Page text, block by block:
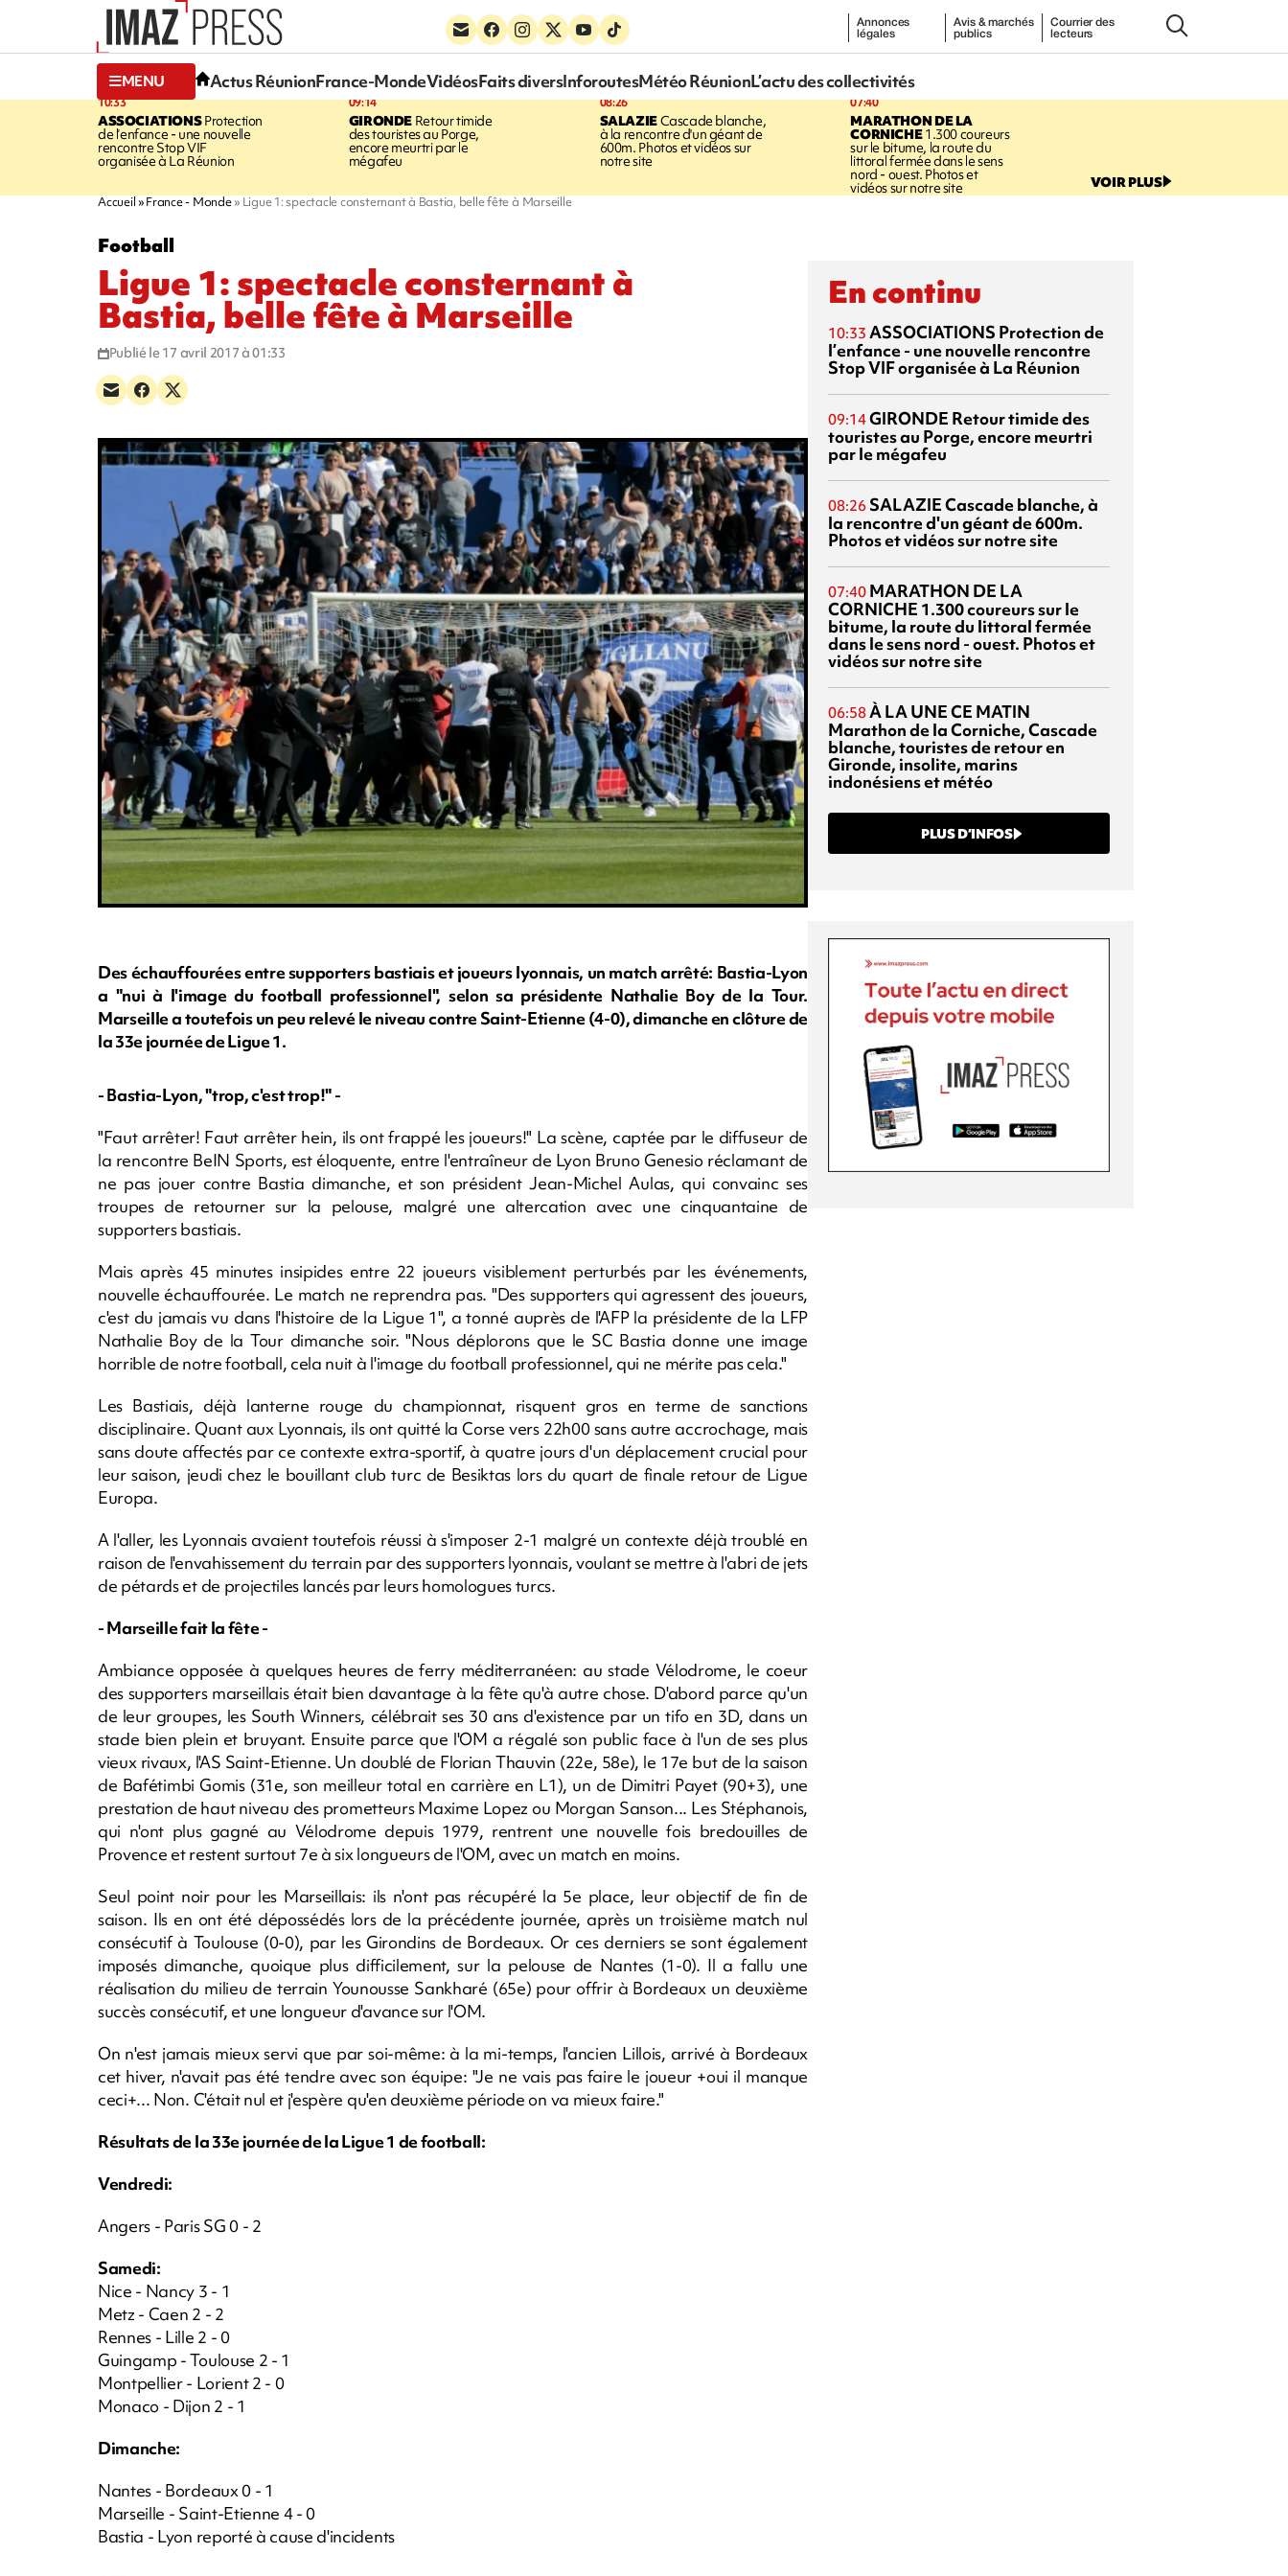
Annonces
légales
Avis & marchés
publics
Courrier des
lecteurs
MENU Actus RéunionFrance-MondeVidéosFaits diversInforoutesMétéo RéunionL’actu des collectivités
10:33
ASSOCIATIONSProtection
de l’enfance - une nouvelle
rencontre Stop VIF
organisée à La Réunion
09:14
GIRONDE Retour timide
des touristes au Porge,
encore meurtri par le
mégafeu
08:26
SALAZIECascade blanche,
à la rencontre d'un géant de
600m. Photos et vidéos sur
notre site
07:40
MARATHON DE LA
CORNICHE1.300 coureurs
sur le bitume, la route du
littoral fermée dans le sens
nord - ouest. Photos et
vidéos sur notre site VOIR PLUS
Accueil France - Monde Ligue 1: spectacle consternant à Bastia, belle fête à Marseille
Football
Ligue 1: spectacle consternant à
Bastia, belle fête à Marseille
Publié le 17 avril 2017 à 01:33
Des échauffourées entre supporters bastiais et joueurs lyonnais, un match arrêté: Bastia-Lyon
a "nui à l'image du football professionnel", selon sa présidente Nathalie Boy de la Tour.
Marseille a toutefois un peu relevé le niveau contre Saint-Etienne (4-0), dimanche en clôture de
la 33e journée de Ligue 1.
- Bastia-Lyon, "trop, c'est trop!" -
"Faut arrêter! Faut arrêter hein, ils ont frappé les joueurs!" La scène, captée par le diffuseur de
la rencontre BeIN Sports, est éloquente, entre l'entraîneur de Lyon Bruno Genesio réclamant de
ne pas jouer contre Bastia dimanche, et son président Jean-Michel Aulas, qui convainc ses
troupes de retourner sur la pelouse, malgré une altercation avec une cinquantaine de
supporters bastiais.
Mais après 45 minutes insipides entre 22 joueurs visiblement perturbés par les événements,
nouvelle échauffourée. Le match ne reprendra pas. "Des supporters qui agressent des joueurs,
c'est du jamais vu dans l'histoire de la Ligue 1", a tonné auprès de l'AFP la présidente de la LFP
Nathalie Boy de la Tour dimanche soir. "Nous déplorons que le SC Bastia donne une image
horrible de notre football, cela nuit à l'image du football professionnel, qui ne mérite pas cela."
Les Bastiais, déjà lanterne rouge du championnat, risquent gros en terme de sanctions
disciplinaire. Quant aux Lyonnais, ils ont quitté la Corse vers 22h00 sans autre accrochage, mais
sans doute affectés par ce contexte extra-sportif, à quatre jours d'un déplacement crucial pour
leur saison, jeudi chez le bouillant club turc de Besiktas lors du quart de finale retour de Ligue
Europa.
A l'aller, les Lyonnais avaient toutefois réussi à s'imposer 2-1 malgré un contexte déjà troublé en
raison de l'envahissement du terrain par des supporters lyonnais, voulant se mettre à l'abri de jets
de pétards et de projectiles lancés par leurs homologues turcs.
- Marseille fait la fête -
Ambiance opposée à quelques heures de ferry méditerranéen: au stade Vélodrome, le coeur
des supporters marseillais était bien davantage à la fête qu'à autre chose. D'abord parce qu'un
de leur groupes, les South Winners, célébrait ses 30 ans d'existence par un tifo en 3D, dans un
stade bien plein et bruyant. Ensuite parce que l'OM a régalé son public face à l'un de ses plus
vieux rivaux, l'AS Saint-Etienne. Un doublé de Florian Thauvin (22e, 58e), le 17e but de la saison
de Bafétimbi Gomis (31e, son meilleur total en carrière en L1), un de Dimitri Payet (90+3), une
prestation de haut niveau des prometteurs Maxime Lopez ou Morgan Sanson... Les Stéphanois,
qui n'ont plus gagné au Vélodrome depuis 1979, rentrent une nouvelle fois bredouilles de
Provence et restent surtout 7e à six longueurs de l'OM, avec un match en moins.
Seul point noir pour les Marseillais: ils n'ont pas récupéré la 5e place, leur objectif de fin de
saison. Ils en ont été dépossédés lors de la précédente journée, après un troisième match nul
consécutif à Toulouse (0-0), par les Girondins de Bordeaux. Or ces derniers se sont également
imposés dimanche, quoique plus difficilement, sur la pelouse de Nantes (1-0). Il a fallu une
réalisation du milieu de terrain Younousse Sankharé (65e) pour offrir à Bordeaux un deuxième
succès consécutif, et une longueur d'avance sur l'OM.
On n'est jamais mieux servi que par soi-même: à la mi-temps, l'ancien Lillois, arrivé à Bordeaux
cet hiver, n'avait pas été tendre avec son équipe: "Je ne vais pas faire le joueur +oui il manque
ceci+... Non. C'était nul et j'espère qu'en deuxième période on va mieux faire."
Résultats de la 33e journée de la Ligue 1 de football:
Vendredi:
Angers - Paris SG 0 - 2
Samedi:
Nice - Nancy 3 - 1
Metz - Caen 2 - 2
Rennes - Lille 2 - 0
Guingamp - Toulouse 2 - 1
Montpellier - Lorient 2 - 0
Monaco - Dijon 2 - 1
Dimanche:
Nantes - Bordeaux 0 - 1
Marseille - Saint-Etienne 4 - 0
Bastia - Lyon reporté à cause d'incidents
En continu
10:33 ASSOCIATIONS Protection de
l’enfance - une nouvelle rencontre
Stop VIF organisée à La Réunion
09:14GIRONDE Retour timide des
touristes au Porge, encore meurtri
par le mégafeu
08:26 SALAZIECascade blanche, à
la rencontre d'un géant de 600m.
Photos et vidéos sur notre site
07:40 MARATHON DE LA
CORNICHE 1.300 coureurs sur le
bitume, la route du littoral fermée
dans le sens nord - ouest. Photos et
vidéos sur notre site
06:58À LA UNE CE MATIN
Marathon de la Corniche, Cascade
blanche, touristes de retour en
Gironde, insolite, marins
indonésiens et météo
PLUS D’INFOS